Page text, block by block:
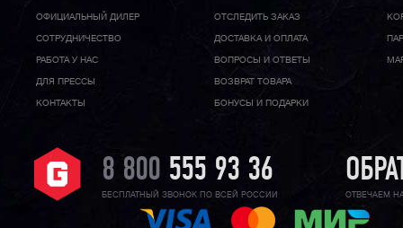
ОФИЦИАЛЬНЫЙ ДИЛЕР
CОТРУДНИЧЕСТВО
РАБОТА У НАС
ДЛЯ ПРЕССЫ
КОНТАКТЫ
ОТСЛЕДИТЬ ЗАКАЗ
ДОСТАВКА И ОПЛАТА
ВОПРОСЫ И ОТВЕТЫ
ВОЗВРАТ ТОВАРА
БОНУСЫ И ПОДАРКИ
8 800 555 93 36
БЕСПЛАТНЫЙ ЗВОНОК ПО ВСЕЙ РОССИИ ОТВЕЧАЕМ